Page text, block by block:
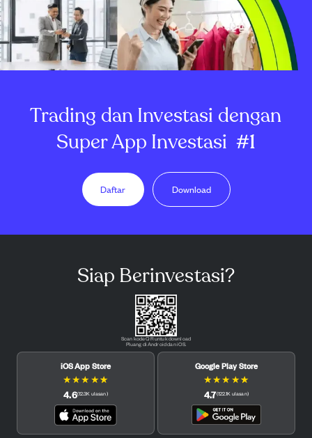
Trading dan Investasi dengan
Super App Investasi #1
Daftar Download
Siap Berinvestasi?
Scan kode QR untuk download
Pluang di Android dan iOS.
iOS App Store
★★★ ★★
4.6(12.3K ulasan)
Google Play Store
★★★ ★★
4.7(122.1K ulasan)